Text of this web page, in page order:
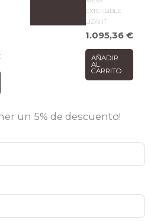
EXTENSIBLE
LIZANT
1.095,36€
AÑADIR
AL
CARRITO
un 5% de descuento!